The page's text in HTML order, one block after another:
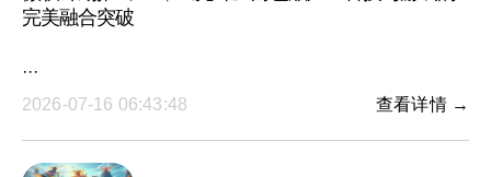
完美融合突破
···
2026-07-16 06:43:48
查看详情 →